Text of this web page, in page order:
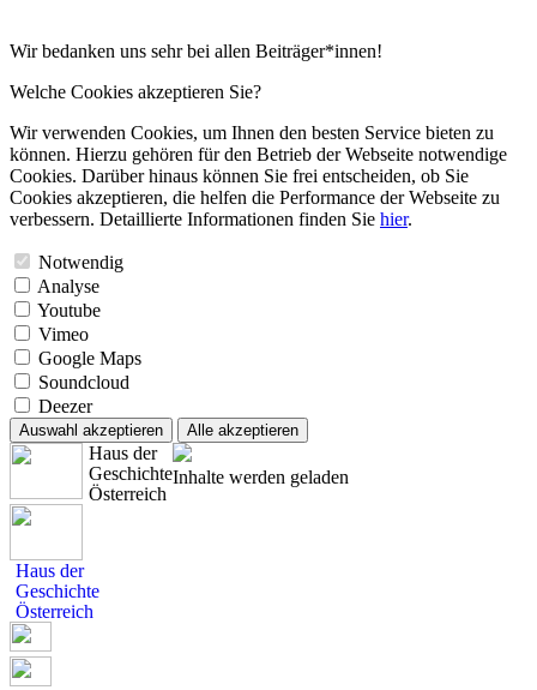
Wir bedanken uns sehr bei allen Beiträger*innen!
Welche Cookies akzeptieren Sie?
Wir verwenden Cookies, um Ihnen den besten Service bieten zu
können. Hierzu gehören für den Betrieb der Webseite notwendige
Cookies. Darüber hinaus können Sie frei entscheiden, ob Sie
Cookies akzeptieren, die helfen die Performance der Webseite zu
verbessern. Detaillierte Informationen finden Sie hier.
Notwendig
Analyse
Youtube
Vimeo
Google Maps
Soundcloud
Deezer
Auswahl akzeptieren Alle akzeptieren
Haus der
Geschichte
Österreich
Inhalte werden geladen
Haus der
Geschichte
Österreich